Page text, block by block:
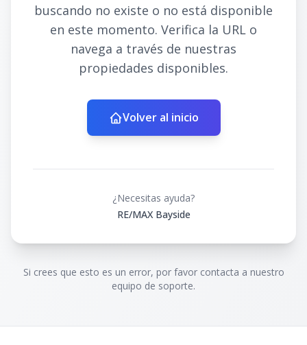
buscando no existe o no está disponible
en este momento. Verifica la URL o
navega a través de nuestras
propiedades disponibles.
Volver al inicio
¿Necesitas ayuda?
RE/MAX Bayside
Si crees que esto es un error, por favor contacta a nuestro
equipo de soporte.